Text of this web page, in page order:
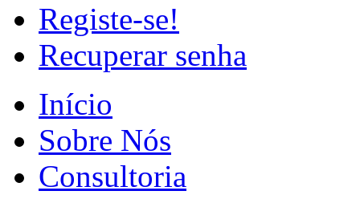
Registe-se!
Recuperar senha
Início
Sobre Nós
Consultoria